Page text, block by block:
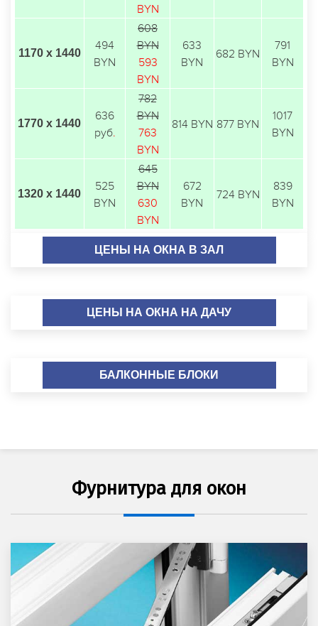
BYN
1170 х 1440
494
BYN
608
BYN
593
BYN
633
BYN
682 BYN
791
BYN
1770 х 1440
636
руб.
782
BYN
763
BYN
814 BYN 877 BYN
1017
BYN
1320 х 1440
525
BYN
645
BYN
630
BYN
672
BYN
724 BYN
839
BYN
ЦЕНЫ НА ОКНА В ЗАЛ
ЦЕНЫ НА ОКНА НА ДАЧУ
БАЛКОННЫЕ БЛОКИ
Фурнитура для окон